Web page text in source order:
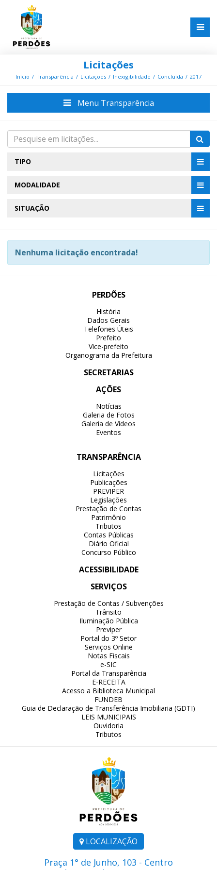
Licitações
Início Transparência Licitações Inexigibilidade Concluída 2017
Menu Transparência
TIPO
MODALIDADE
SITUAÇÃO
Nenhuma licitação encontrada!
LOCALIZAÇÃO
Praça 1° de Junho, 103 - Centro
PERDÕES
História
Dados Gerais
Telefones Úteis
Prefeito
Vice-prefeito
Organograma da Prefeitura
SECRETARIAS
AÇÕES
Notícias
Galeria de Fotos
Galeria de Vídeos
Eventos
TRANSPARÊNCIA
Licitações
Publicações
PREVIPER
Legislações
Prestação de Contas
Patrimônio
Tributos
Contas Públicas
Diário Oficial
Concurso Público
ACESSIBILIDADE
SERVIÇOS
Prestação de Contas / Subvenções
Trânsito
Iluminação Pública
Previper
Portal do 3º Setor
Serviços Online
Notas Fiscais
e-SIC
Portal da Transparência
E-RECEITA
Acesso a Biblioteca Municipal
FUNDEB
Guia de Declaração de Transferência Imobiliaria (GDTI)
LEIS MUNICIPAIS
Ouvidoria
Tributos